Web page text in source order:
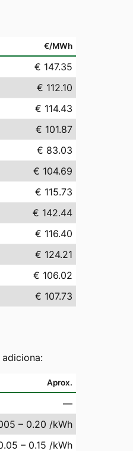
€/MWh
€ 147.35
€ 112.10
€ 114.43
€ 101.87
€ 83.03
€ 104.69
€ 115.73
€ 142.44
€ 116.40
€ 124.21
€ 106.02
€ 107.73
Aprox.
—
– 0.20 /kWh
– 0.15 /kWh